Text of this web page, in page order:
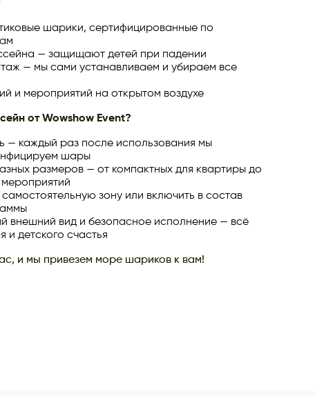
шарики, сертифицированные по
— защищают детей при падении
— мы сами устанавливаем и убираем все
и мероприятий на открытом воздухе
от Wowshow Event?
— каждый раз после использования мы
шары
размеров — от компактных для квартиры до
зону или включить в состав
внешний вид и безопасное исполнение — всё
и детского счастья
и мы привезем море шариков к вам!